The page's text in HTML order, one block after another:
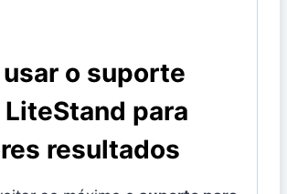
o suporte
para
resultados